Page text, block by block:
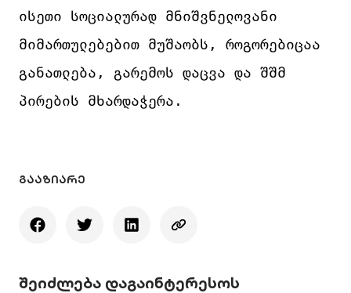
ისეთი სოციალურად მნიშვნელოვანი
მიმართულებებით მუშაობს, როგორებიცაა
განათლება, გარემოს დაცვა და შშმ
პირების მხარდაჭერა.
ᲒᲐᲐᲖᲘᲐᲠᲔ
შეიძლება დაგაინტერესოს